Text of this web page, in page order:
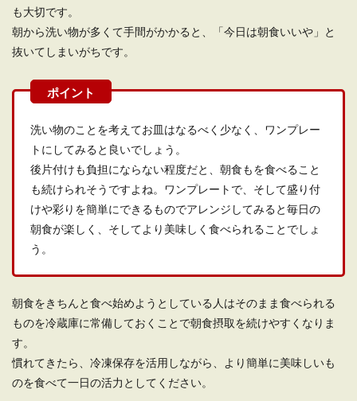
も大切です。
朝から洗い物が多くて手間がかかると、「今日は朝食いいや」と
抜いてしまいがちです。
洗い物のことを考えてお皿はなるべく少なく、ワンプレー
トにしてみると良いでしょう。
後片付けも負担にならない程度だと、朝食もを食べること
も続けられそうですよね。ワンプレートで、そして盛り付
けや彩りを簡単にできるものでアレンジしてみると毎日の
朝食が楽しく、そしてより美味しく食べられることでしょ
う。
朝食をきちんと食べ始めようとしている人はそのまま食べられる
ものを冷蔵庫に常備しておくことで朝食摂取を続けやすくなりま
す。
慣れてきたら、冷凍保存を活用しながら、より簡単に美味しいも
のを食べて一日の活力としてください。